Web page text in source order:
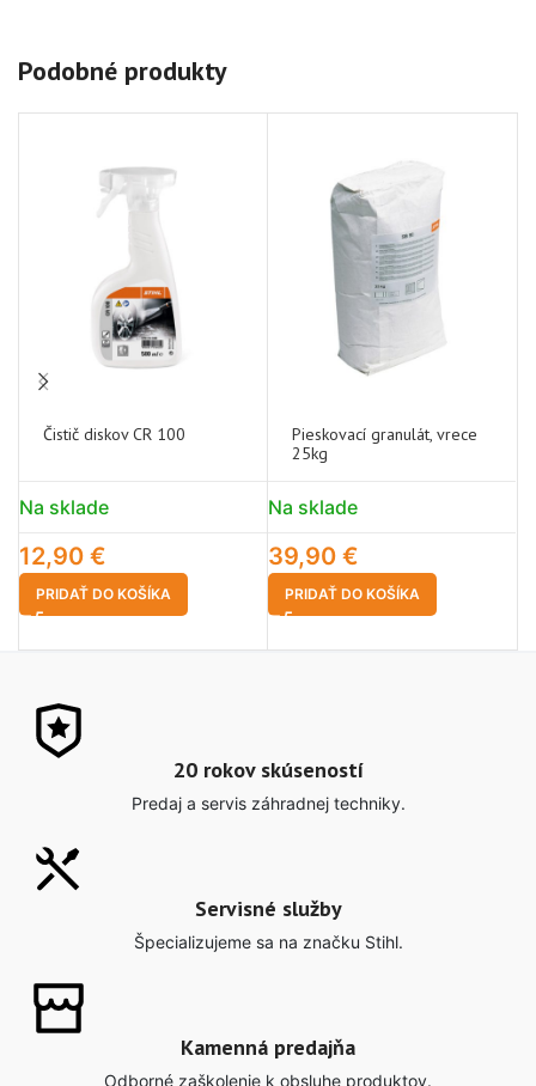
Podobné produkty
Čistič diskov CR 100
Na sklade
12,90 €
PRIDAŤ DO KOŠÍKA
Pieskovací granulát, vrece
25kg
Na sklade
39,90 €
PRIDAŤ DO KOŠÍKA
20 rokov skúseností
Predaj a servis záhradnej techniky.
Servisné služby
Špecializujeme sa na značku Stihl.
Kamenná predajňa
Odborné zaškolenie k obsluhe produktov.